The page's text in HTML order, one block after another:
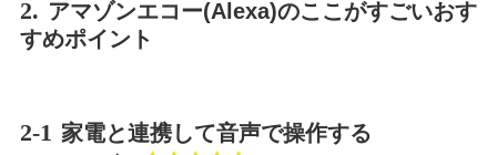
2. アマゾンエコー(Alexa)のここがすごいおす
すめポイント
2-1 家電と連携して音声で操作する